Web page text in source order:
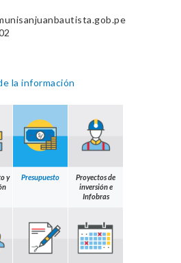
la información
y
Presupuesto
Proyectos de
inversión e
Infobras